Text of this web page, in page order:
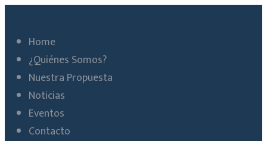
Home
¿Quiénes Somos?
Nuestra Propuesta
Noticias
Eventos
Contacto